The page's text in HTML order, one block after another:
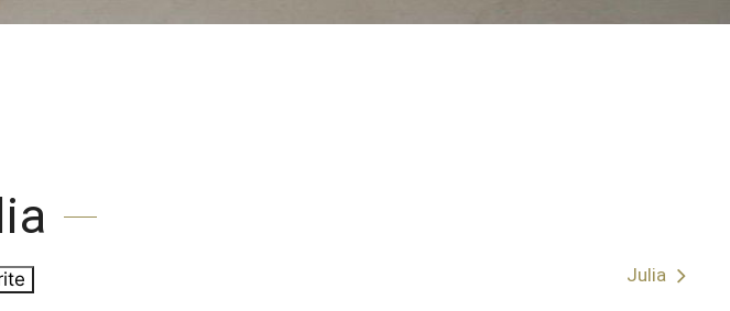
Julia